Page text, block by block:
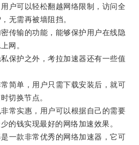
可以轻松翻越网络限制，访问全
无需再被墙阻挡。
输的功能，能够保护用户在线隐
网。
护之外，考拉加速器还有一些值
单，用户只需下载安装后，就可
切换节点。
实惠，用户可以根据自己的需要
的钱实现最好的网络加速效果。
款非常优秀的网络加速器，它可